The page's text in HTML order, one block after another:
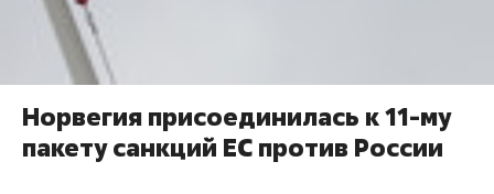
Норвегия присоединилась к 11-му
пакету санкций ЕС против России